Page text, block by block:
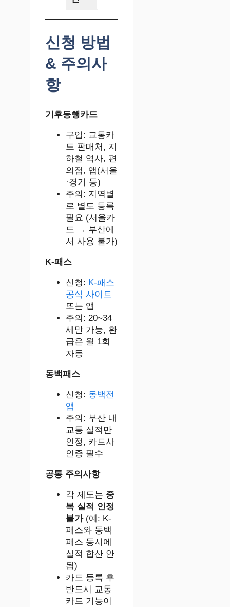
신청 방법
& 주의사
항
기후동행카드
구입: 교통카
드 판매처, 지
하철 역사, 편
의점, 앱(서울
·경기 등)
주의: 지역별
로 별도 등록
필요 (서울카
드 → 부산에
서 사용 불가)
K-패스
신청: K-패스
공식 사이트
또는 앱
주의: 20~34
세만 가능, 환
급은 월 1회
자동
동백패스
신청: 동백전
앱
주의: 부산 내
교통 실적만
인정, 카드사
인증 필수
공통 주의사항
각 제도는 중
복 실적 인정
불가(예: K-
패스와 동백
패스 동시에
실적 합산 안
됨)
카드 등록 후
반드시 교통
카드 기능이